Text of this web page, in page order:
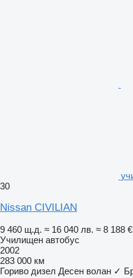
30
Nissan CIVILIAN
9 460 щ.д. ≈ 16 040 лв. ≈ 8 188 €
Училищен автобус
2002
283 000 км
Гориво дизел Десен волан ✓